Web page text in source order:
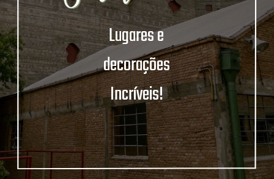
Lugares e
decorações
Incríveis!